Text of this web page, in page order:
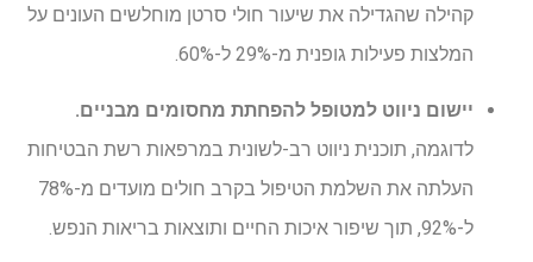
קהילה שהגדילה את שיעור חולי סרטן מוחלשים העונים על
המלצות פעילות גופנית מ-29% ל-60%.
יישום ניווט למטופל להפחתת מחסומים מבניים.
לדוגמה, תוכנית ניווט רב-לשונית במרפאות רשת הבטיחות
העלתה את השלמת הטיפול בקרב חולים מועדים מ-78%
ל-92%, תוך שיפור איכות החיים ותוצאות בריאות הנפש.